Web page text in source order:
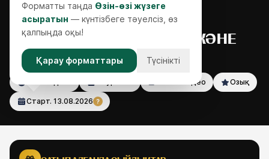
АЯҚТЫҢ АНАТОМИЯСЫ ЖӘНЕ
ПЛАСТИКАСЫ
3 часа видео Озық
Старт. 13.08.2026 ?
Форматты таңда Өзін-өзі жүзеге
асыратын — күнтізбеге тәуелсіз, өз
қалпыңда оқы!
Қарау форматтары Түсінікті